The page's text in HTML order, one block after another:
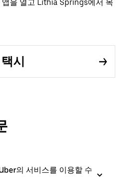
앱을 열고 Lithia Springs에서 목
시
의 서비스를 이용할 수